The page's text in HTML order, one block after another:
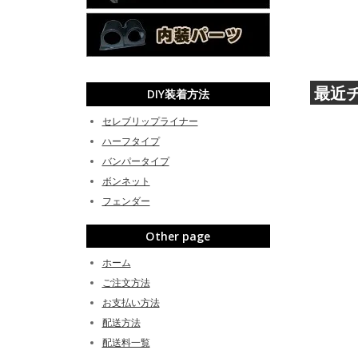
DIY装着方法
セレブリップライナー
ハーフタイプ
バンパータイプ
ボンネット
フェンダー
Other page
ホーム
ご注文方法
お支払い方法
配送方法
配送料一覧
最近